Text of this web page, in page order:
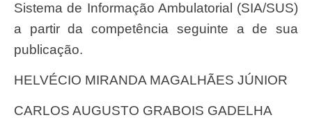
Sistema de Informação Ambulatorial (SIA/SUS)
a partir da competência seguinte a de sua
publicação.
HELVÉCIO MIRANDA MAGALHÃES JÚNIOR
CARLOS AUGUSTO GRABOIS GADELHA